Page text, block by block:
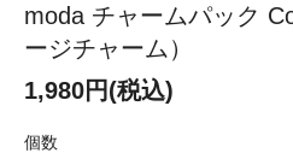
moda チャームパック
ージチャーム）
1,980円(税込)
個数